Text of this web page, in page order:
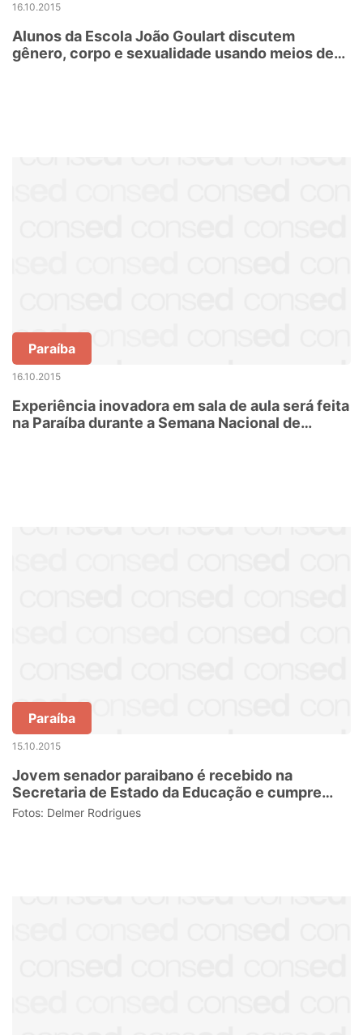
16.10.2015
Alunos da Escola João Goulart discutem
gênero, corpo e sexualidade usando meios de
Paraíba
16.10.2015
Experiência inovadora em sala de aula será feita
na Paraíba durante a Semana Nacional de
Paraíba
15.10.2015
Jovem senador paraibano é recebido na
Secretaria de Estado da Educação e cumpre
compromissos em JP
Fotos: Delmer Rodrigues